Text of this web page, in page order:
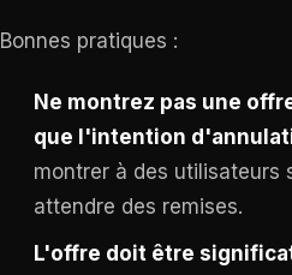
Bonnes pratiques :
Ne montrez pas une
que l'intention
montrer à des utilisateurs
attendre des remises.
L'offre doit être